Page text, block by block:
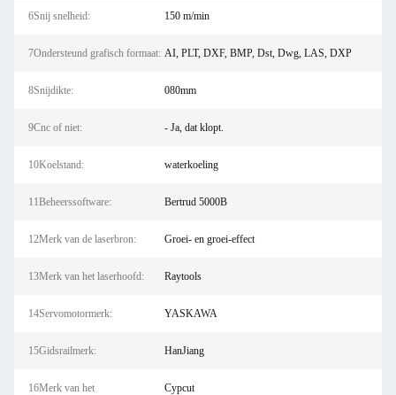
6Snij snelheid: 150 m/min
7Ondersteund grafisch formaat: AI, PLT, DXF, BMP, Dst, Dwg, LAS, DXP
8Snijdikte: 080mm
9Cnc of niet: - Ja, dat klopt.
10Koelstand: waterkoeling
11Beheerssoftware: Bertrud 5000B
12Merk van de laserbron: Groei- en groei-effect
13Merk van het laserhoofd: Raytools
14Servomotormerk: YASKAWA
15Gidsrailmerk: HanJiang
16Merk van het
Cypcut